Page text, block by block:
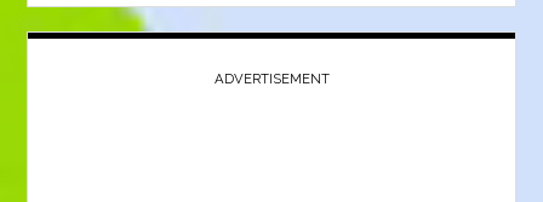
ADVERTISEMENT